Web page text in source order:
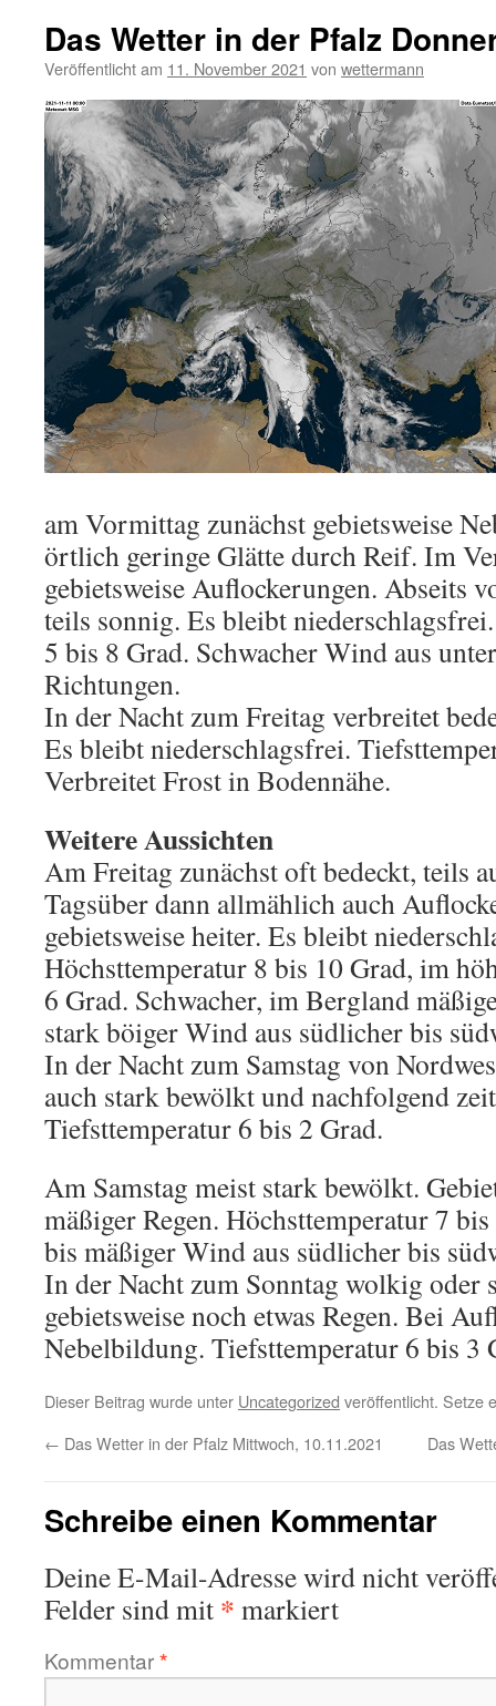
Das Wetter in der Pfalz
Veröffentlicht am 11. November 2021 von wettermann
am Vormittag zunächst gebietsweise
örtlich geringe Glätte durch Reif. Im
gebietsweise Auflockerungen. Abseits
teils sonnig. Es bleibt
5 bis 8 Grad. Schwacher Wind aus
Richtungen.
In der Nacht zum Freitag verbreitet
Es bleibt niederschlagsfrei.
Verbreitet Frost in Bodennähe.
Weitere Aussichten
Am Freitag zunächst oft bedeckt, teils
Tagsüber dann allmählich auch
gebietsweise heiter. Es bleibt
Höchsttemperatur 8 bis 10 Grad, im
6 Grad. Schwacher, im Bergland
stark böiger Wind aus südlicher bis
In der Nacht zum Samstag von
auch stark bewölkt und nachfolgend
Tiefsttemperatur 6 bis 2 Grad.
Am Samstag meist stark bewölkt.
mäßiger Regen. Höchsttemperatur 7
bis mäßiger Wind aus südlicher bis
In der Nacht zum Sonntag wolkig oder
gebietsweise noch etwas Regen. Bei
Nebelbildung. Tiefsttemperatur 6 bis 3
Dieser Beitrag wurde unter Uncategorized veröffentlicht. Setze
← Das Wetter in der Pfalz Mittwoch, 10.11.2021 Das
Schreibe einen Kommentar
Deine E-Mail-Adresse wird nicht
Felder sind mit * markiert
Kommentar*